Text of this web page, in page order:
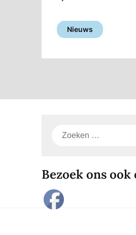
Nieuws
Zoeken
Bezoek ons ook